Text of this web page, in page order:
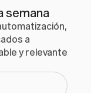
semana
a
y relevante